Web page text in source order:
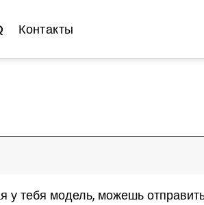
Контакты
тебя модель, можешь